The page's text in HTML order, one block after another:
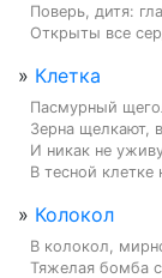
Поверь, дитя:
Открыты все
» Клетка
Пасмурный
Зерна
И никак не
В тесной клетке
» Колокол
В колокол,
Тяжелая бомба